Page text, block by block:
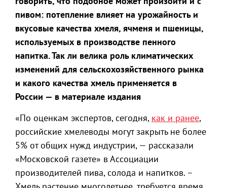
пивом: потепление влияет на урожайность и
вкусовые качества хмеля, ячменя и пшеницы,
используемых в производстве пенного
напитка. Так ли велика роль климатических
изменений для сельскохозяйственного рынка
и какого качества хмель применяется в
России — в материале издания​
«По оценкам экспертов, сегодня, как и ранее,
российские хмелеводы могут закрыть не более
5% от общих нужд индустрии, — рассказали
«Московской газете» в Ассоциации
производителей пива, солода и напитков. –